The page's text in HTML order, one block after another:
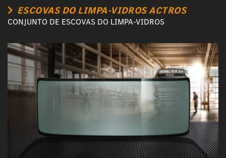
ESCOVAS DO LIMPA-VIDROS ACTROS
CONJUNTO DE ESCOVAS DO LIMPA-VIDROS